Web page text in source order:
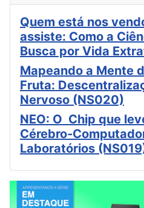
Quem está nos
assiste: Como a
Busca por Vida
Mapeando a Mente
Fruta:
Nervoso (NS020)
NEO: O Chip que
Cérebro-
Laboratórios